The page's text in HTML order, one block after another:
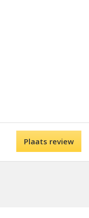
Plaats review